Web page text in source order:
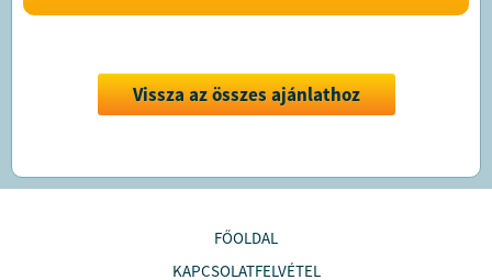
Vissza az összes ajánlathoz
FŐOLDAL
KAPCSOLATFELVÉTEL